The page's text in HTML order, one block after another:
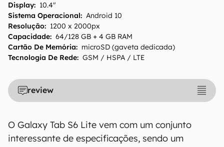
Display: 10.4"
Sistema Operacional: Android 10
Resolução: 1200 x 2000px
Capacidade: 64/128 GB + 4 GB RAM
Cartão De Memória: microSD (gaveta dedicada)
Tecnologia De Rede: GSM / HSPA / LTE
review
O Galaxy Tab S6 Lite vem com um conjunto
interessante de especificações, sendo um
O Canaltech mantém esforço constante para
informações presentes em nossas fichas
técnicas, porém tenha em mente que
especificações e recursos podem variar entre
que você visite o site oficial do fabricante ou
operadora que comercializa o produto para